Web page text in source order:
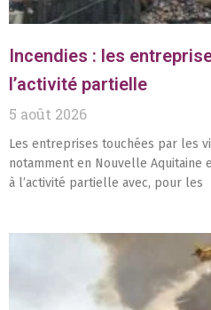
Incendies : les
l’activité partielle
5 août 2026
Les entreprises touchées par les
notamment en Nouvelle Aquitaine
à l’activité partielle avec, pour les